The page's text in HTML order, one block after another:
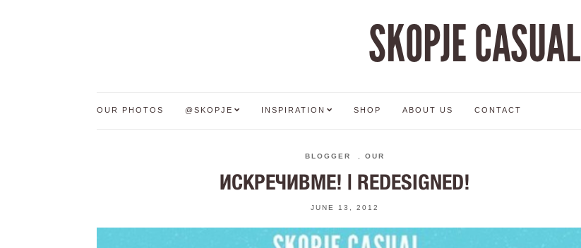
SKOPJE CASUAL
OUR PHOTOS @SKOPJE INSPIRATION SHOP ABOUT US CONTACT
BLOGGER ,OUR
ИСКРЕЧИВМЕ! | REDESIGNED!
JUNE 13, 2012